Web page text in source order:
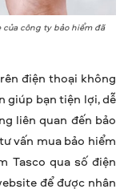
công ty bảo hiểm đã
điện thoại không
giúp bạn tiện lợi, dễ
liên quan đến bảo
vấn mua bảo hiểm
Tasco qua số điện
để được nhân